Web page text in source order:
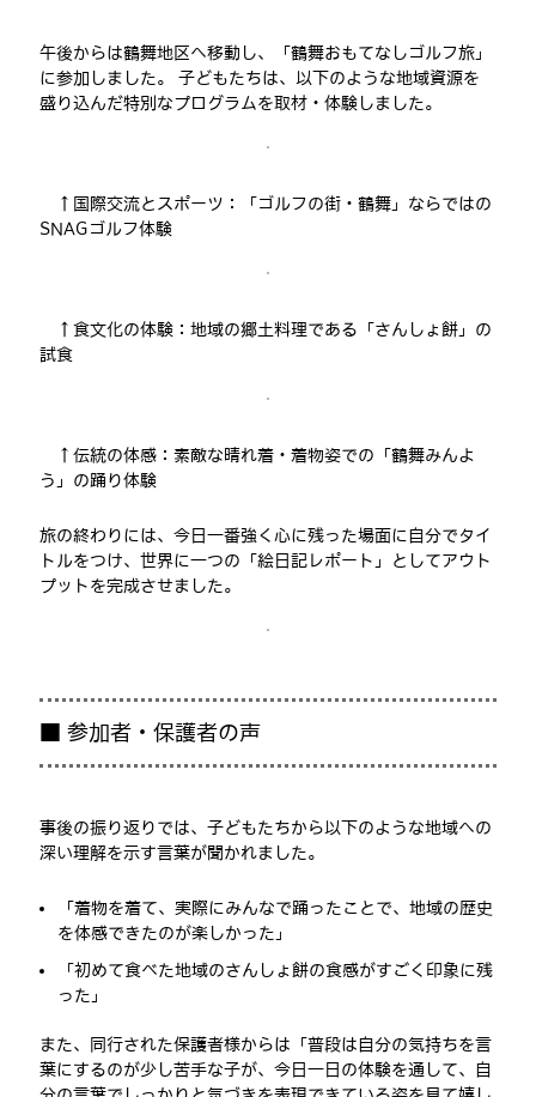
午後からは鶴舞地区へ移動し、「鶴舞おもてなしゴルフ旅」
に参加しました。 子どもたちは、以下のような地域資源を
盛り込んだ特別なプログラムを取材・体験しました。
↑ 国際交流とスポーツ ：「ゴルフの街・鶴舞」ならではの
SNAGゴルフ体験
↑食文化の体験 ：地域の郷土料理である「さんしょ餅」の
試食
↑伝統の体感 ：素敵な晴れ着・着物姿での「鶴舞みんよ
う」の踊り体験
旅の終わりには、今日一番強く心に残った場面に自分でタイ
トルをつけ、世界に一つの「絵日記レポート」としてアウト
プットを完成させました。
■ 参加者・保護者の声
事後の振り返りでは、子どもたちから以下のような地域への
深い理解を示す言葉が聞かれました。
「着物を着て、実際にみんなで踊ったことで、地域の歴史
を体感できたのが楽しかった」
「初めて食べた地域のさんしょ餅の食感がすごく印象に残
った」
また、同行された保護者様からは「普段は自分の気持ちを言
葉にするのが少し苦手な子が、今日一日の体験を通して、自